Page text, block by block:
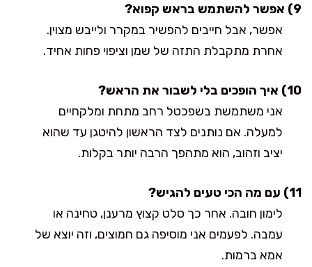
9) אפשר להשתמש בראש קפוא?
אפשר, אבל חייבים להפשיר במקרר ולייבש מצוין.
אחרת מתקבלת התזה של שמן וציפוי פחות אחיד.
10) איך הופכים בלי לשבור את הראש?
אני משתמשת בשפכטל רחב מתחת ומלקחיים
למעלה. אם נותנים לצד הראשון להיטגן עד שהוא
יציב וזהוב, הוא מתהפך הרבה יותר בקלות.
11) עם מה הכי טעים להגיש?
לימון חובה. אחר כך סלט קצוץ מרענן, טחינה או
עמבה. לפעמים אני מוסיפה גם חמוצים, וזה יוצא של
אמא ברמות.